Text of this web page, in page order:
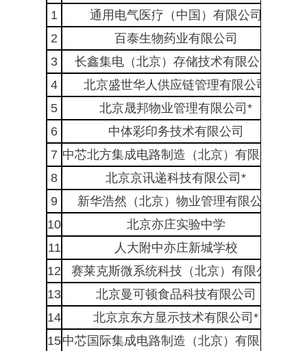
1 通用电气医疗（中国）有限公司
2
百泰生物药业有限公司
3
长鑫集电（北京）存储技术有限公司*
4
北京盛世华人供应链管理有限公司
5
北京晟邦物业管理有限公司*
6
中体彩印务技术有限公司
7 中芯北方集成电路制造（北京）有限公司*
8
北京京讯递科技有限公司*
9
新华浩然（北京）物业管理有限公司
10
北京亦庄实验中学
11
人大附中亦庄新城学校
12
赛莱克斯微系统科技（北京）有限公司
13
北京曼可顿食品科技有限公司
14
北京京东方显示技术有限公司*
15中芯国际集成电路制造（北京）有限公司*